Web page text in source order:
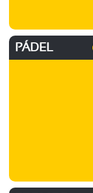
PÁDEL